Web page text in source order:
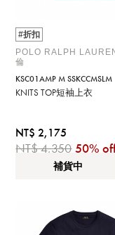
#折扣
POLO RALPH
倫
KSC01AMP M SSKCCMSLM
KNITS TOP短袖上衣
NT$ 2,175
NT$ 4,350 50%
補貨中